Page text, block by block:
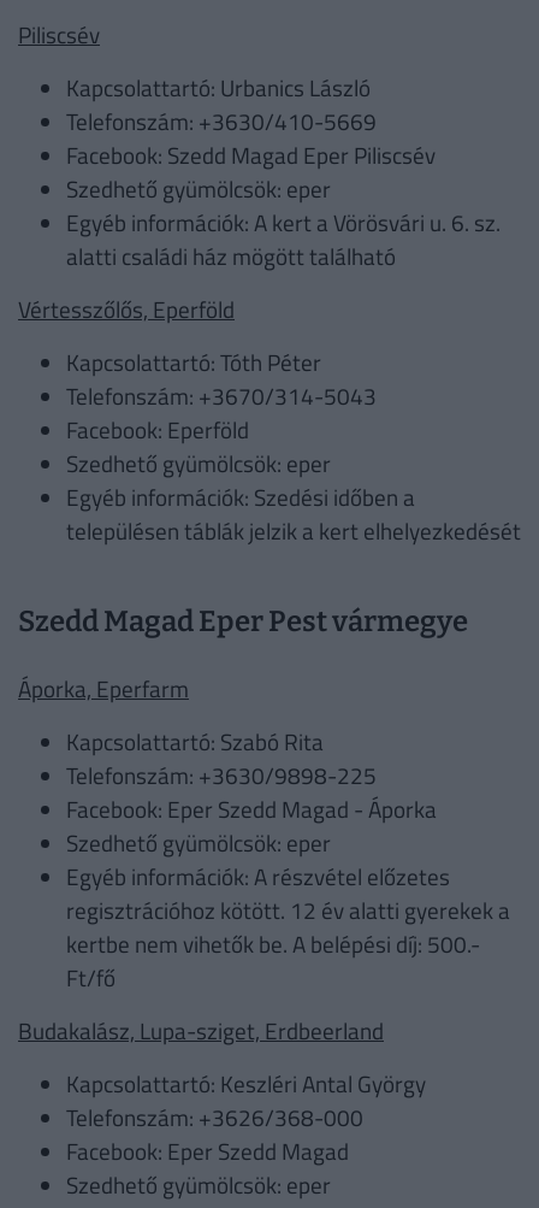
Piliscsév
Kapcsolattartó: Urbanics László
Telefonszám: +3630/410-5669
Facebook: Szedd Magad Eper Piliscsév
Szedhető gyümölcsök: eper
Egyéb információk: A kert a Vörösvári u. 6. sz.
alatti családi ház mögött található
Vértesszőlős, Eperföld
Kapcsolattartó: Tóth Péter
Telefonszám: +3670/314-5043
Facebook: Eperföld
Szedhető gyümölcsök: eper
Egyéb információk: Szedési időben a
településen táblák jelzik a kert elhelyezkedését
Szedd Magad Eper Pest vármegye
Áporka, Eperfarm
Kapcsolattartó: Szabó Rita
Telefonszám: +3630/9898-225
Facebook: Eper Szedd Magad - Áporka
Szedhető gyümölcsök: eper
Egyéb információk: A részvétel előzetes
regisztrációhoz kötött. 12 év alatti gyerekek a
kertbe nem vihetők be. A belépési díj: 500.-
Ft/fő
Budakalász, Lupa-sziget, Erdbeerland
Kapcsolattartó: Keszléri Antal György
Telefonszám: +3626/368-000
Facebook: Eper Szedd Magad
Szedhető gyümölcsök: eper